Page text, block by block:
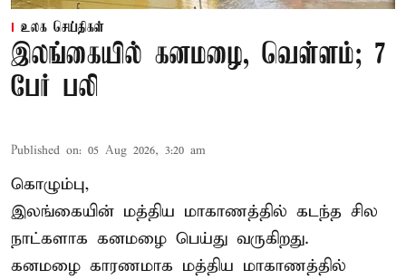
உலக செய்திகள்
இலங்கையில் கனமழை, வெள்ளம்; 7
பேர் பலி
Published on: 05 Aug 2026, 3:20 am
கொழும்பு,
இலங்கையின் மத்திய மாகாணத்தில் கடந்த சில
நாட்களாக கனமழை பெய்து வருகிறது.
கனமழை காரணமாக மத்திய மாகாணத்தில்